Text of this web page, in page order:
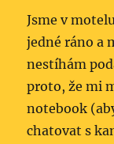
Jsme v
jedné ráno a
nestíhám
proto, že mi
notebook
chatovat s